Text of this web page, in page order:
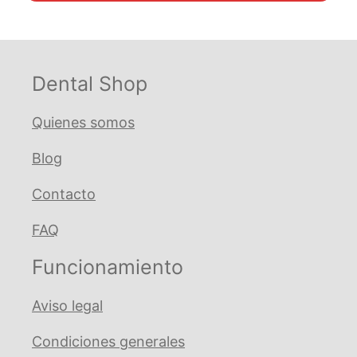
Dental Shop
Quienes somos
Blog
Contacto
FAQ
Funcionamiento
Aviso legal
Condiciones generales